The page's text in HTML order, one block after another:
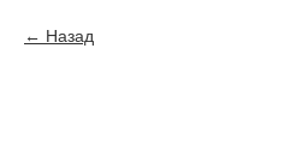
Назад